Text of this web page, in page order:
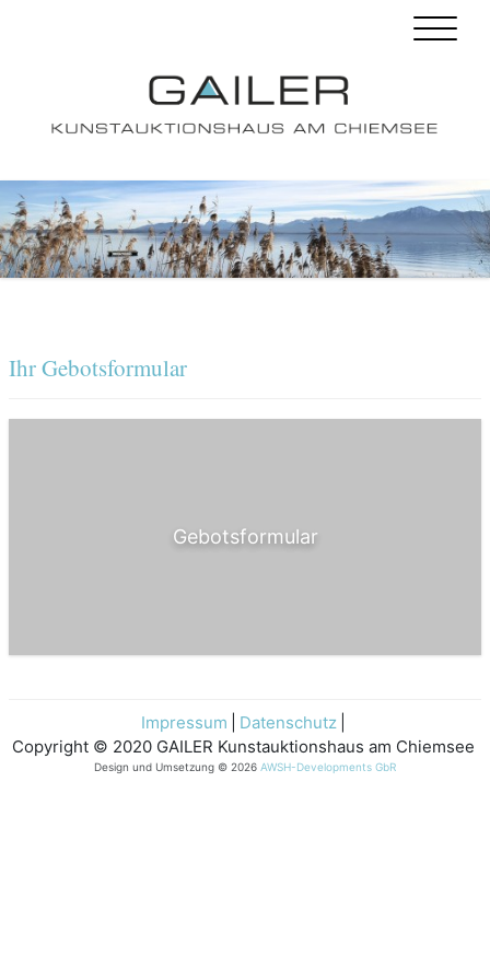
Ihr Gebotsformular
Gebotsformular
Impressum
Datenschutz
Copyright © 2020 GAILER Kunstauktionshaus am Chiemsee
Design und Umsetzung © 2026 AWSH-Developments GbR